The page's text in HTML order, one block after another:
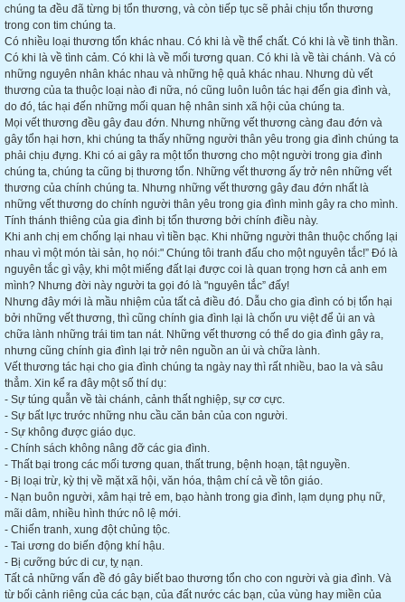
chúng ta đều đã từng bị tổn thương, và còn tiếp tục sẽ phải chịu tổn thương
trong con tim chúng ta.
Có nhiều loại thương tổn khác nhau. Có khi là về thể chất. Có khi là về tinh thần.
Có khi là về tình cảm. Có khi là về mối tương quan. Có khi là về tài chánh. Và có
những nguyên nhân khác nhau và những hệ quả khác nhau. Nhưng dù vết
thương của ta thuộc loại nào đi nữa, nó cũng luôn luôn tác hại đến gia đình và,
do đó, tác hại đến những mối quan hệ nhân sinh xã hội của chúng ta.
Mọi vết thương đều gây đau đớn. Nhưng những vết thương càng đau đớn và
gây tổn hại hơn, khi chúng ta thấy những người thân yêu trong gia đình chúng ta
phải chịu đựng. Khi có ai gây ra một tổn thương cho một người trong gia đình
chúng ta, chúng ta cũng bị thương tổn. Những vết thương ấy trở nên những vết
thương của chính chúng ta. Nhưng những vết thương gây đau đớn nhất là
những vết thương do chính người thân yêu trong gia đình mình gây ra cho mình.
Tính thánh thiêng của gia đình bị tổn thương bởi chính điều này.
Khi anh chị em chống lại nhau vì tiền bạc. Khi những người thân thuộc chống lại
nhau vì một món tài sản, họ nói:" Chúng tôi tranh đấu cho một nguyên tắc!” Đó là
nguyên tắc gì vậy, khi một miếng đất lại được coi là quan trọng hơn cả anh em
mình? Nhưng đời này người ta gọi đó là "nguyên tắc” đấy!
Nhưng đây mới là mầu nhiệm của tất cả điều đó. Dẫu cho gia đình có bị tổn hại
bởi những vết thương, thì cũng chính gia đình lại là chốn ưu việt để ủi an và
chữa lành những trái tim tan nát. Những vết thương có thể do gia đình gây ra,
nhưng cũng chính gia đình lại trở nên nguồn an ủi và chữa lành.
Vết thương tác hại cho gia đình chúng ta ngày nay thì rất nhiều, bao la và sâu
thẳm. Xin kể ra đây một số thí dụ:
- Sự túng quẫn về tài chánh, cảnh thất nghiệp, sự cơ cực.
- Sự bất lực trước những nhu cầu căn bản của con người.
- Sự không được giáo dục.
- Chính sách không nâng đỡ các gia đình.
- Thất bại trong các mối tương quan, thất trung, bệnh hoạn, tật nguyền.
- Bị loại trừ, kỳ thị về mặt xã hội, văn hóa, thậm chí cả về tôn giáo.
- Nạn buôn người, xâm hại trẻ em, bạo hành trong gia đình, lạm dụng phụ nữ,
mãi dâm, nhiều hình thức nô lệ mới.
- Chiến tranh, xung đột chủng tộc.
- Tai ương do biến động khí hậu.
- Bị cưỡng bức di cư, tỵ nạn.
Tất cả những vấn đề đó gây biết bao thương tổn cho con người và gia đình. Và
từ bối cảnh riêng của các bạn, của đất nước các bạn, của vùng hay miền của